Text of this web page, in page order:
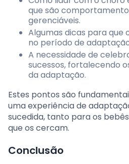
que são
gerenciáveis.
Algumas dicas para que
no período de
A necessidade de
sucessos, fortalecendo
da adaptação.
Estes pontos são
uma experiência de
sucedida, tanto para os
que os cercam.
Conclusão